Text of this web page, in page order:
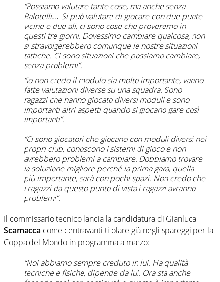
“Possiamo valutare tante cose, ma anche senza
Balotelli… Si può valutare di giocare con due punte
vicine e due ali, ci sono cose che proveremo in
questi tre giorni. Dovessimo cambiare qualcosa, non
si stravolgerebbero comunque le nostre situazioni
tattiche. Ci sono situazioni che possiamo cambiare,
senza problemi”.
“Io non credo il modulo sia molto importante, vanno
fatte valutazioni diverse su una squadra. Sono
ragazzi che hanno giocato diversi moduli e sono
importanti altri aspetti quando si giocano gare così
importanti”.
“Ci sono giocatori che giocano con moduli diversi nei
propri club, conoscono i sistemi di gioco e non
avrebbero problemi a cambiare. Dobbiamo trovare
la soluzione migliore perché la prima gara, quella
più importante, sarà con pochi spazi. Non credo che
i ragazzi da questo punto di vista i ragazzi avranno
problemi”.
Il commissario tecnico lancia la candidatura di Gianluca
Scamacca come centravanti titolare già negli spareggi per la
Coppa del Mondo in programma a marzo:
“Noi abbiamo sempre creduto in lui. Ha qualità
tecniche e fisiche, dipende da lui. Ora sta anche